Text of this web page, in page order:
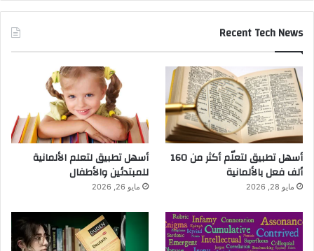
Recent Tech News
أسهل تطبيق لتعلّم أكثر من 160
ألف فعل بالألمانية
مايو 28, 2026
أسهل تطبيق لتعلم الألمانية
للمبتدئين والأطفال
مايو 26, 2026